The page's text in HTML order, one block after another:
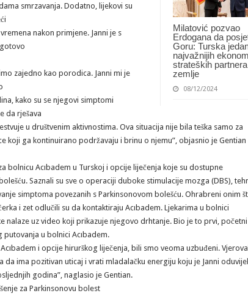
Milatović pozvao
Erdogana da
Goru: Turska
najvažnijih
strateških
zemlje
08/12/2024
smrzavanja. Dodatno, lijekovi su
nakon primjene. Janni je s
zajedno kao porodica. Janni mi je
kako su se njegovi simptomi
da rješava
u društvenim aktivnostima. Ova situacija nije bila teška samo za
koji ga kontinuirano podržavaju i brinu o njemu”, objasnio je Gentian
bolnicu Acıbadem u Turskoj i opcije liječenja koje su dostupne
Saznali su sve o operaciji duboke stimulacije mozga (DBS),
simptoma povezanih s Parkinsonovom bolešću. Ohrabreni onim
i zet odlučili su da kontaktiraju Acıbadem. Ljekarima u bolnici
nalaze uz video koji prikazuje njegovo drhtanje. Bio je to prvi, početni
u bolnici Acıbadem.
i opcije hirurškog liječenja, bili smo veoma uzbuđeni.
ima pozitivan uticaj i vrati mladalačku energiju koju je Janni
godina”, naglasio je Gentian.
za Parkinsonovu bolest